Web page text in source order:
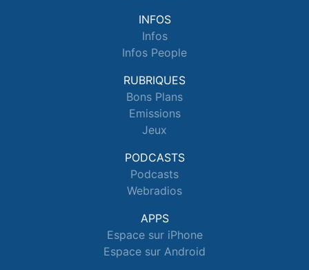
INFOS
Infos
Infos People
RUBRIQUES
Bons Plans
Emissions
Jeux
PODCASTS
Podcasts
Webradios
APPS
Espace sur iPhone
Espace sur Android